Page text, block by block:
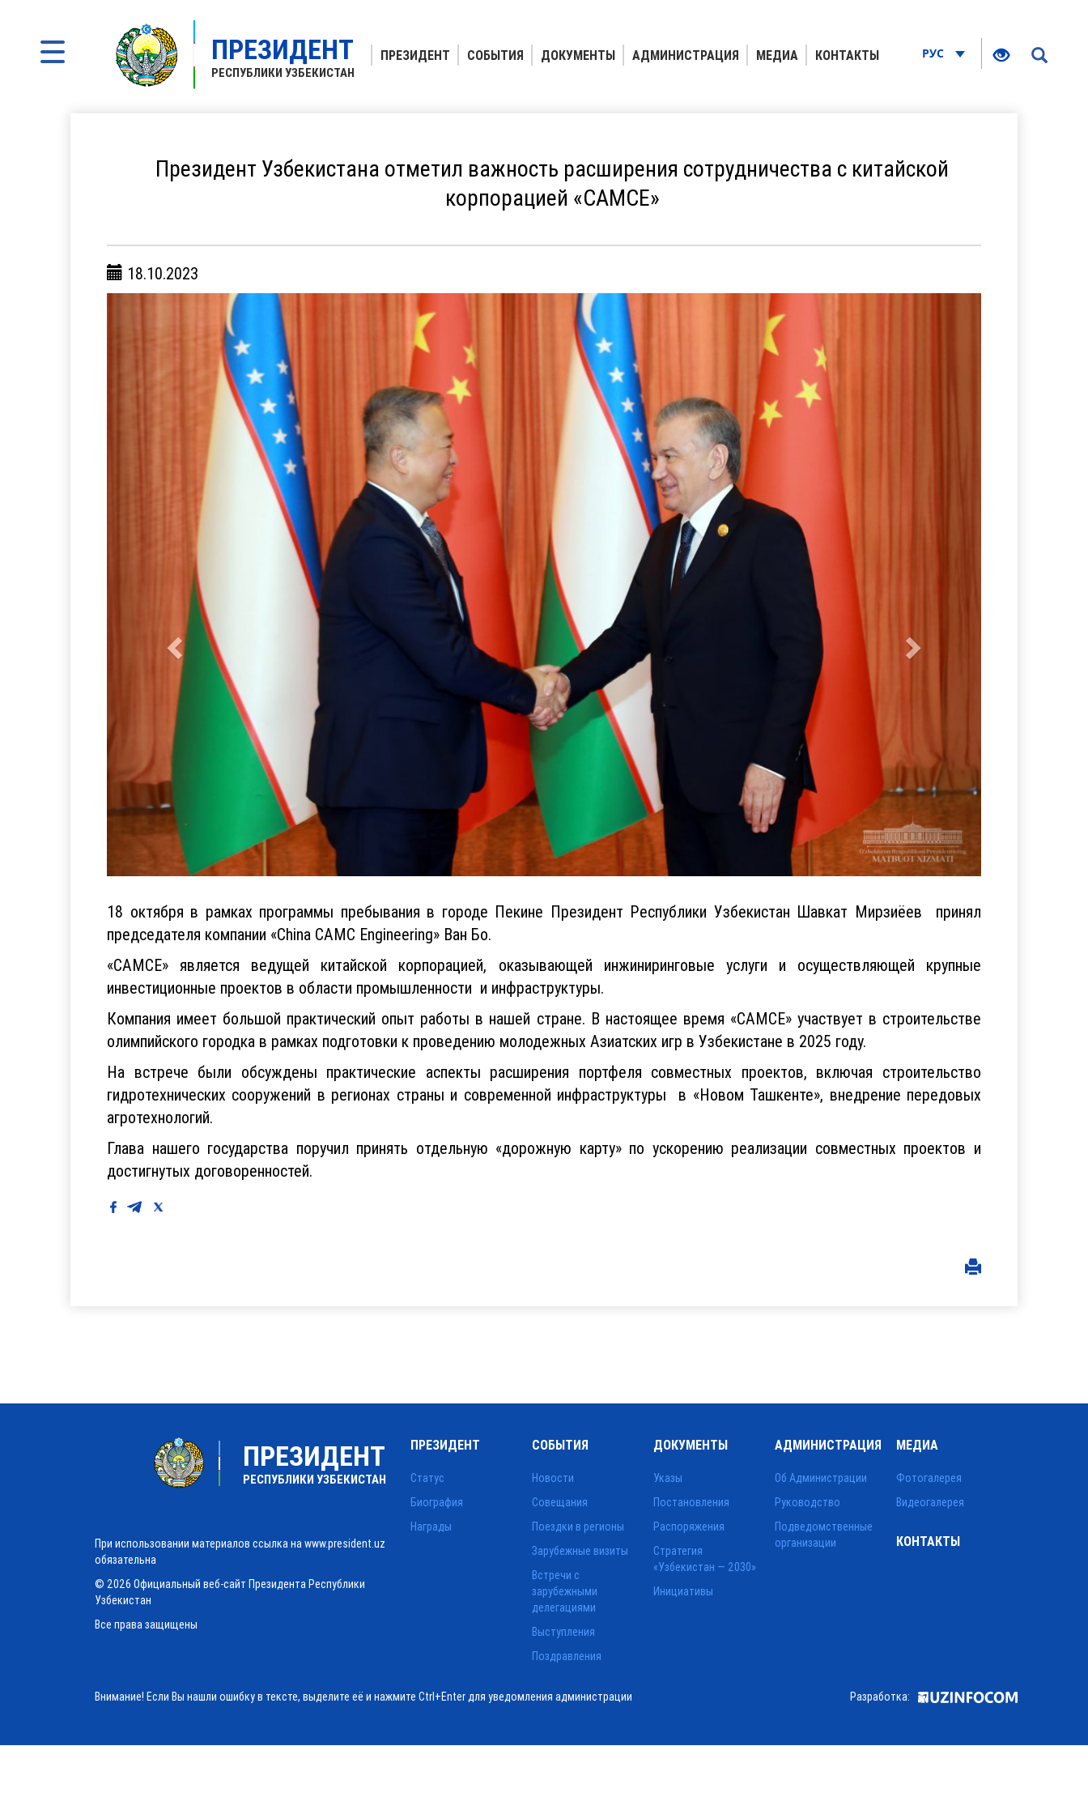
ПРЕЗИДЕНТ
РЕСПУБЛИКИ УЗБЕКИСТАН
ПРЕЗИДЕНТ СОБЫТИЯ ДОКУМЕНТЫ АДМИНИСТРАЦИЯ МЕДИА КОНТАКТЫ РУС
Президент Узбекистана отметил важность расширения сотрудничества с китайской
корпорацией «CAMCЕ»
18.10.2023
18 октября в рамках программы пребывания в городе Пекине Президент Республики Узбекистан Шавкат Мирзиёев принял
председателя компании «China CAMC Engineering» Ван Бо.
«CAMCЕ» является ведущей китайской корпорацией, оказывающей инжиниринговые услуги и осуществляющей крупные
инвестиционные проектов в области промышленности и инфраструктуры.
Компания имеет большой практический опыт работы в нашей стране. В настоящее время «CAMCЕ» участвует в строительстве
олимпийского городка в рамках подготовки к проведению молодежных Азиатских игр в Узбекистане в 2025 году.
На встрече были обсуждены практические аспекты расширения портфеля совместных проектов, включая строительство
гидротехнических сооружений в регионах страны и современной инфраструктуры в «Новом Ташкенте», внедрение передовых
агротехнологий.
Глава нашего государства поручил принять отдельную «дорожную карту» по ускорению реализации совместных проектов и
достигнутых договоренностей.
ПРЕЗИДЕНТ
РЕСПУБЛИКИ УЗБЕКИСТАН
При использовании материалов ссылка на www.president.uz
обязательна
© 2026 Официальный веб-сайт Президента Республики
Узбекистан
Все права защищены
ПРЕЗИДЕНТ
Статус
Биография
Награды
СОБЫТИЯ
Новости
Совещания
Поездки в регионы
Зарубежные визиты
Встречи с
зарубежными
делегациями
Выступления
Поздравления
ДОКУМЕНТЫ
Указы
Постановления
Распоряжения
Стратегия
«Узбекистан — 2030»
Инициативы
АДМИНИСТРАЦИЯ
Об Администрации
Руководство
Подведомственные
организации
МЕДИА
Фотогалерея
Видеогалерея
КОНТАКТЫ
Внимание! Если Вы нашли ошибку в тексте, выделите её и нажмите Ctrl+Enter для уведомления администрации Разработка: